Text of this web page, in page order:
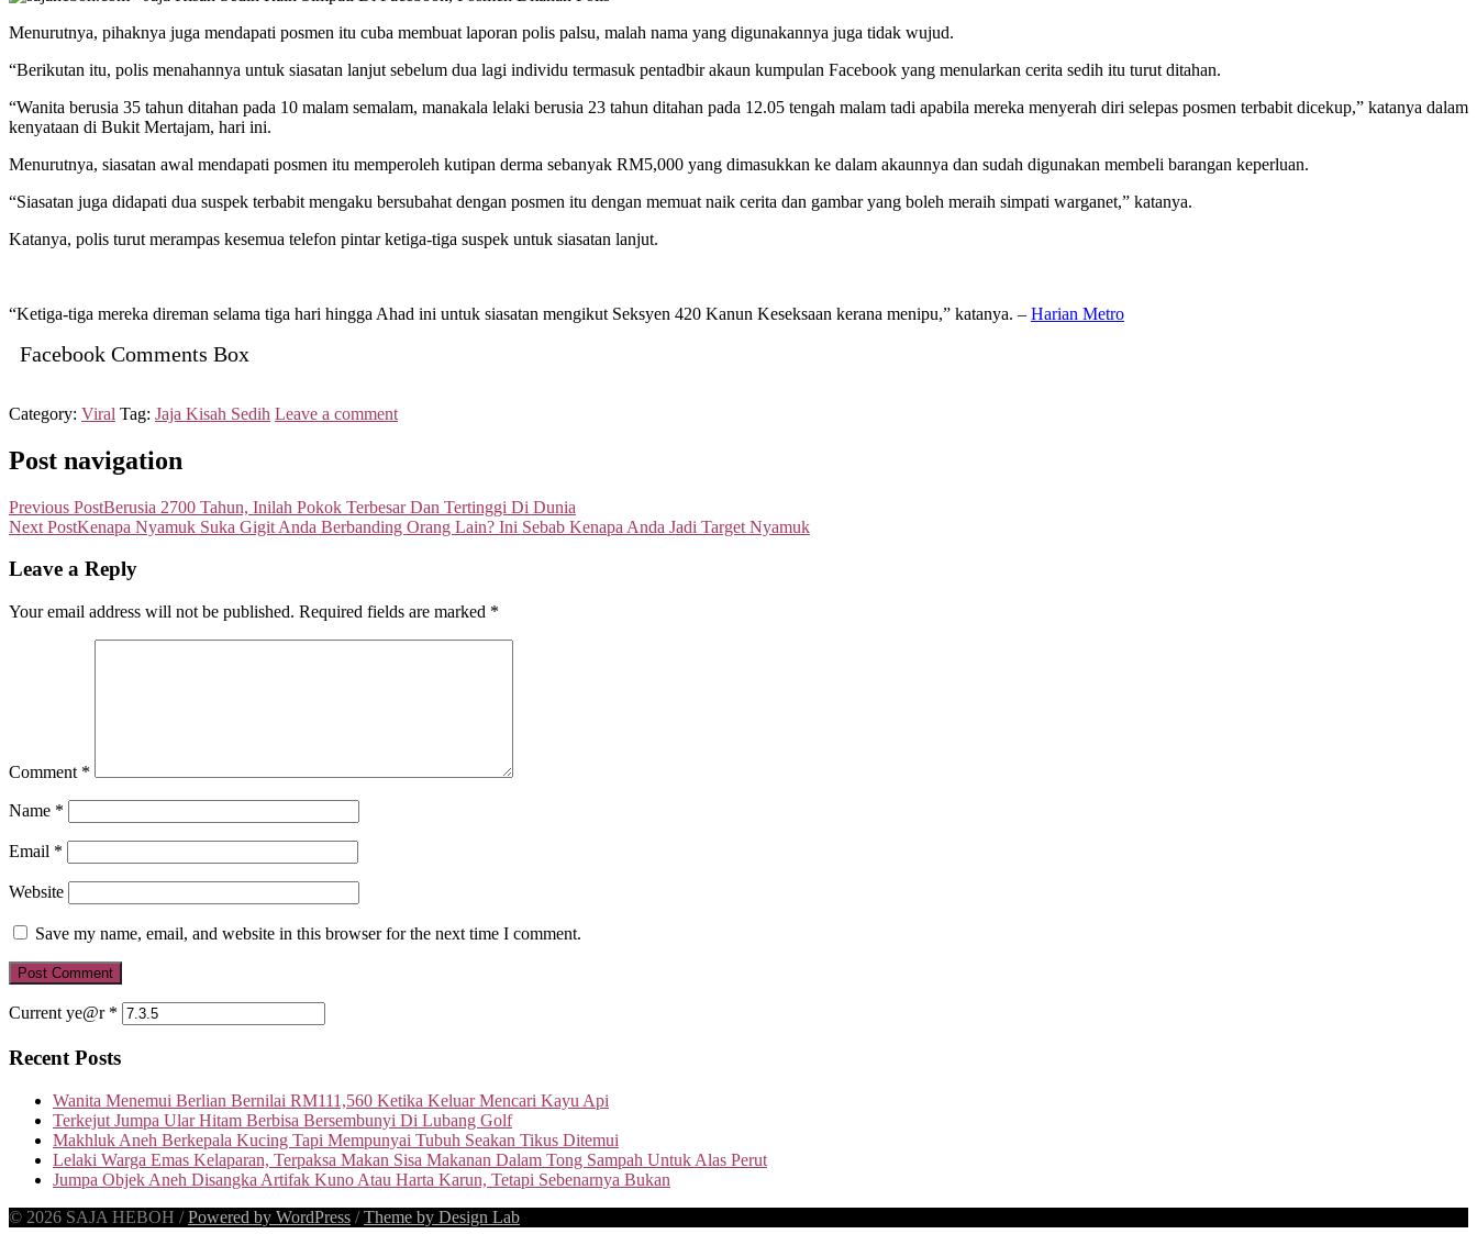
Menurutnya, pihaknya juga mendapati posmen itu cuba membuat laporan polis palsu, malah nama yang digunakannya juga tidak wujud.
“Berikutan itu, polis menahannya untuk siasatan lanjut sebelum dua lagi individu termasuk pentadbir akaun kumpulan Facebook yang menularkan cerita sedih itu turut ditahan.
“Wanita berusia 35 tahun ditahan pada 10 malam semalam, manakala lelaki berusia 23 tahun ditahan pada 12.05 tengah malam tadi apabila mereka menyerah diri selepas posmen terbabit dicekup,” katanya dalam
kenyataan di Bukit Mertajam, hari ini.
Menurutnya, siasatan awal mendapati posmen itu memperoleh kutipan derma sebanyak RM5,000 yang dimasukkan ke dalam akaunnya dan sudah digunakan membeli barangan keperluan.
“Siasatan juga didapati dua suspek terbabit mengaku bersubahat dengan posmen itu dengan memuat naik cerita dan gambar yang boleh meraih simpati warganet,” katanya.
Katanya, polis turut merampas kesemua telefon pintar ketiga-tiga suspek untuk siasatan lanjut.
“Ketiga-tiga mereka direman selama tiga hari hingga Ahad ini untuk siasatan mengikut Seksyen 420 Kanun Keseksaan kerana menipu,” katanya. – Harian Metro
Facebook Comments Box
Category: Viral Tag: Jaja Kisah Sedih Leave a comment
Post navigation
Previous PostBerusia 2700 Tahun, Inilah Pokok Terbesar Dan Tertinggi Di Dunia
Next PostKenapa Nyamuk Suka Gigit Anda Berbanding Orang Lain? Ini Sebab Kenapa Anda Jadi Target Nyamuk
Leave a Reply
Your email address will not be published. Required fields are marked *
Comment *
Name *
Email *
Website
Save my name, email, and website in this browser for the next time I comment.
Current ye@r *
Recent Posts
Wanita Menemui Berlian Bernilai RM111,560 Ketika Keluar Mencari Kayu Api
Terkejut Jumpa Ular Hitam Berbisa Bersembunyi Di Lubang Golf
Makhluk Aneh Berkepala Kucing Tapi Mempunyai Tubuh Seakan Tikus Ditemui
Lelaki Warga Emas Kelaparan, Terpaksa Makan Sisa Makanan Dalam Tong Sampah Untuk Alas Perut
Jumpa Objek Aneh Disangka Artifak Kuno Atau Harta Karun, Tetapi Sebenarnya Bukan
© 2026 SAJA HEBOH / Powered by WordPress / Theme by Design Lab